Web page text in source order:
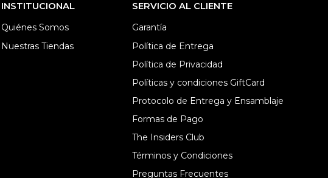
INSTITUCIONAL
Quiénes Somos
Nuestras Tiendas
SERVICIO AL CLIENTE
Garantía
Política de Entrega
Política de Privacidad
Políticas y condiciones GiftCard
Protocolo de Entrega y Ensamblaje
Formas de Pago
The Insiders Club
Términos y Condiciones
Preguntas Frecuentes